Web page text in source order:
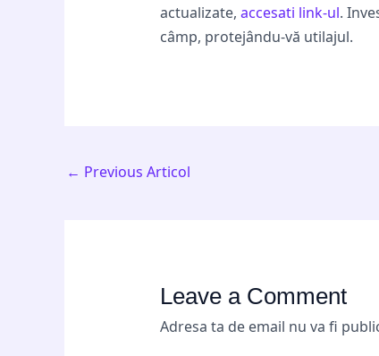
actualizate, accesati link-ul.
câmp, protejându-vă utilajul.
← Previous Articol
Leave a Comment
Adresa ta de email nu va fi